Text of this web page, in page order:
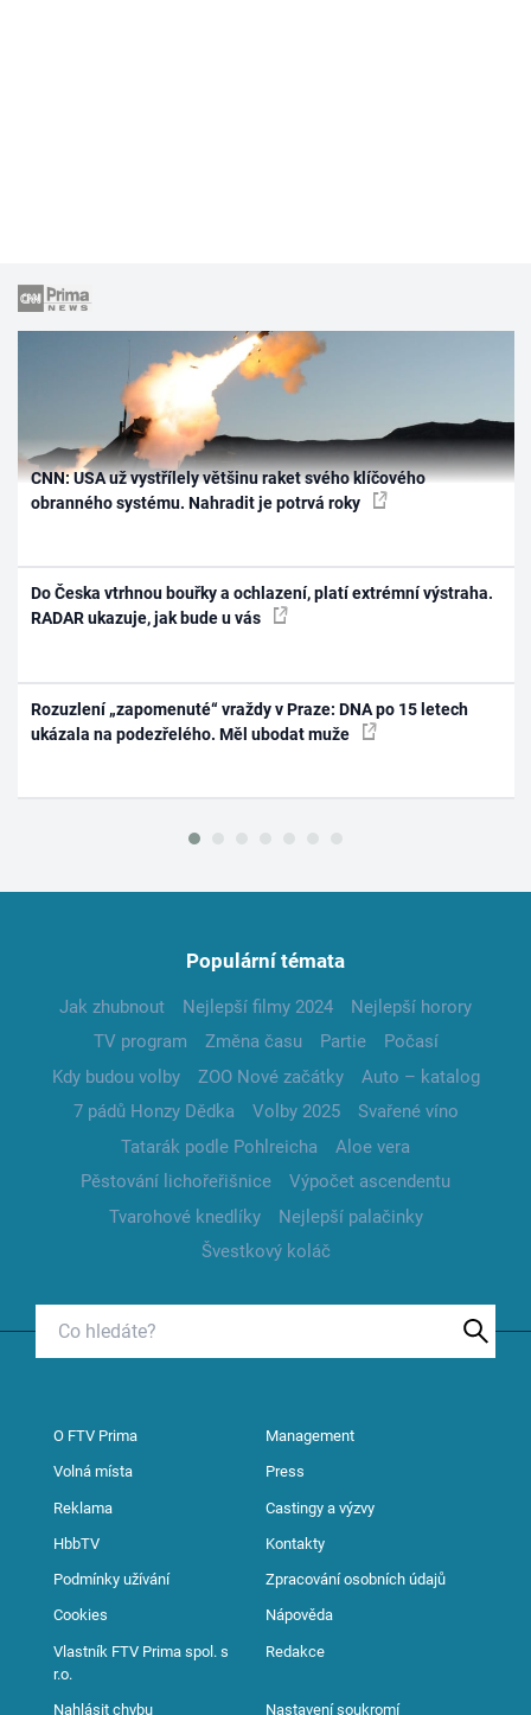
CNN: USA už vystřílely většinu raket svého klíčového
obranného systému. Nahradit je potrvá roky
Do Česka vtrhnou bouřky a ochlazení, platí extrémní výstraha.
RADAR ukazuje, jak bude u vás
Rozuzlení „zapomenuté“ vraždy v Praze: DNA po 15 letech
ukázala na podezřelého. Měl ubodat muže
Populární témata
Jak zhubnout Nejlepší filmy 2024
Nejlepší horory
TV program
Změna času Partie
Počasí
Kdy budou volby
ZOO Nové začátky
Auto – katalog
7 pádů Honzy Dědka
Volby 2025
Svařené víno
Tatarák podle Pohlreicha
Aloe vera
Pěstování lichořeřišnice
Výpočet ascendentu
Tvarohové knedlíky
Nejlepší palačinky
Švestkový koláč
O FTV Prima Management
Volná místa Press
Reklama Castingy a výzvy
HbbTV Kontakty
Podmínky užívání Zpracování osobních údajů
Cookies Nápověda
Vlastník FTV Prima spol. s
r.o.
Redakce
Nahlásit chybu Nastavení soukromí